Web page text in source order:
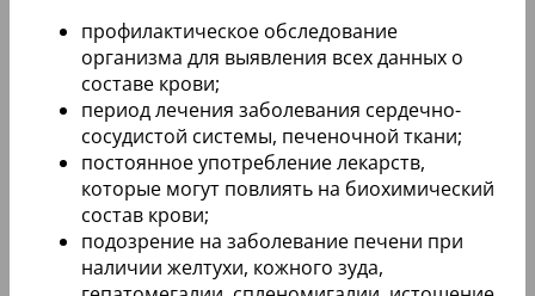
профилактическое обследование
организма для выявления всех данных о
составе крови;
период лечения заболевания сердечно-
сосудистой системы, печеночной ткани;
постоянное употребление лекарств,
которые могут повлиять на биохимический
состав крови;
подозрение на заболевание печени при
наличии желтухи, кожного зуда,